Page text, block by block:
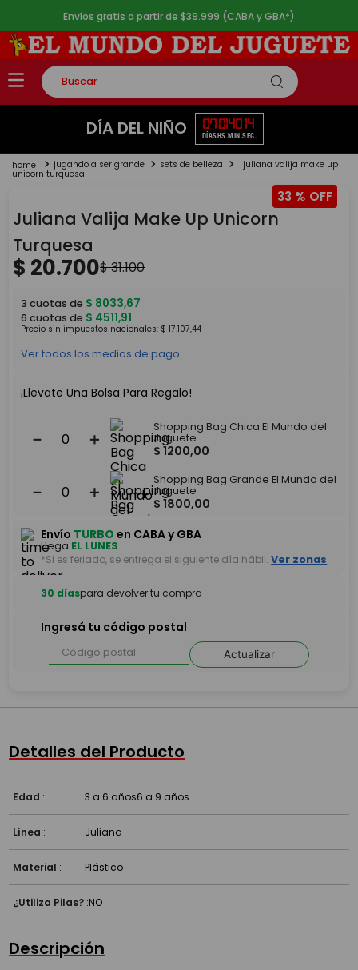
Envíos gratis a partir de $39.999 (CABA y GBA*)
Buscar
TÉRMINOS MÁS BUSCADOS
2.
lego
4.
monopatin
5 . toy story
DÍA DEL NIÑO 07
DÍAS
01
HS.
40
MIN.
14
SEG.
jugando a ser grande sets de belleza juliana valija make up
unicorn turquesa
33 %
Juliana Valija Make Up Unicorn
Turquesa
$ 20.700$31.100
3 cuotas de $ 8033,67
6 cuotas de $ 4511,91
Precio sin impuestos nacionales: $ 17.107,44
Ver todos los medios de pago
¡Llevate Una Bolsa Para Regalo!
＋
－
Shopping Bag Chica El Mundo del
Juguete
$ 1200,00
＋
－
Shopping Bag Grande El Mundo del
Juguete
$ 1800,00
Envío TURBO en CABA y GBA
Llega EL LUNES
*Si es feriado, se entrega el siguiente día hábil. Ver zonas
30 díaspara devolver tu compra
Ingresá tu código postal
Actualizar
Detalles del Producto
Edad : 3 a 6 años6 a 9 años
Línea : Juliana
Material : Plástico
¿Utiliza Pilas? :NO
Descripción